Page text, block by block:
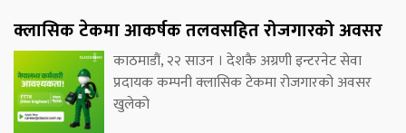
क्लासिक टेकमा आकर्षक तलवसहित रोजगारको अवसर
काठमाडौं, २२ साउन । देशकै अग्रणी इन्टरनेट सेवा
प्रदायक कम्पनी क्लासिक टेकमा रोजगारको अवसर
खुलेको